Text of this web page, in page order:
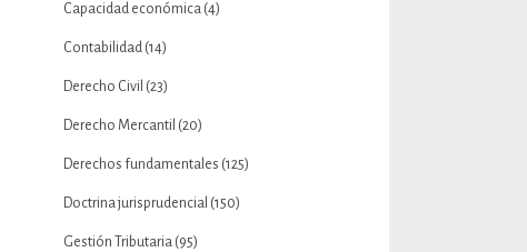
Capacidad económica(4)
Contabilidad(14)
Derecho Civil (23)
Derecho Mercantil (20)
Derechos fundamentales (125)
Doctrina jurisprudencial (150)
Gestión Tributaria(95)